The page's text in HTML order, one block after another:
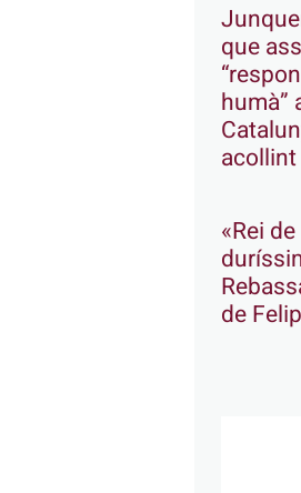
que
humà”
«Rei
de